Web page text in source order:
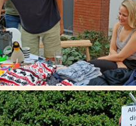
-14:00
op 17 mei van